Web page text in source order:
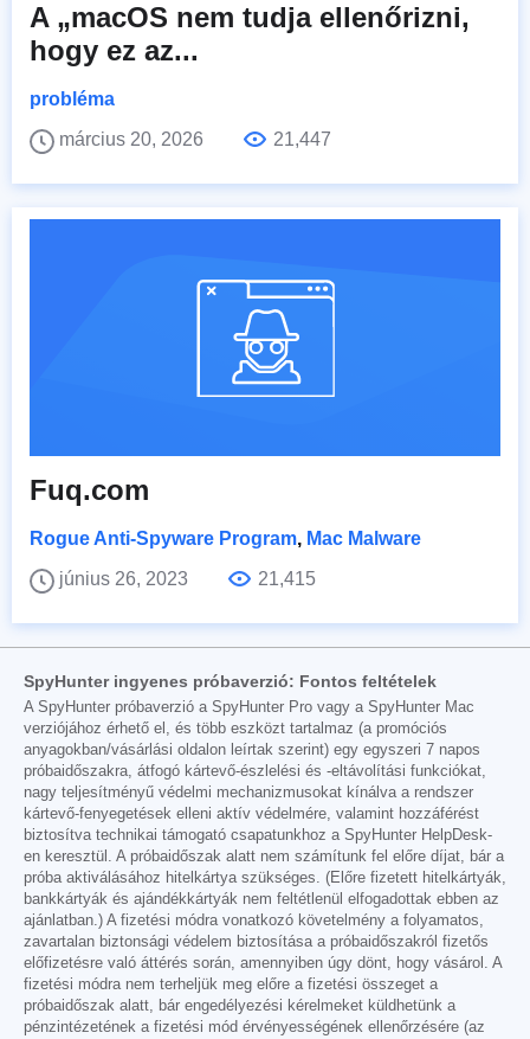
A „macOS nem tudja ellenőrizni,
hogy ez az...
probléma
március 20, 2026
21,447
Fuq.com
Rogue Anti-Spyware Program, Mac Malware
június 26, 2023
21,415
SpyHunter ingyenes próbaverzió: Fontos feltételek
A SpyHunter próbaverzió a SpyHunter Pro vagy a SpyHunter Mac
verziójához érhető el, és több eszközt tartalmaz (a promóciós
anyagokban/vásárlási oldalon leírtak szerint) egy egyszeri 7 napos
próbaidőszakra, átfogó kártevő-észlelési és -eltávolítási funkciókat,
nagy teljesítményű védelmi mechanizmusokat kínálva a rendszer
kártevő-fenyegetések elleni aktív védelmére, valamint hozzáférést
biztosítva technikai támogató csapatunkhoz a SpyHunter HelpDesk-
en keresztül. A próbaidőszak alatt nem számítunk fel előre díjat, bár a
próba aktiválásához hitelkártya szükséges. (Előre fizetett hitelkártyák,
bankkártyák és ajándékkártyák nem feltétlenül elfogadottak ebben az
ajánlatban.) A fizetési módra vonatkozó követelmény a folyamatos,
zavartalan biztonsági védelem biztosítása a próbaidőszakról fizetős
előfizetésre való áttérés során, amennyiben úgy dönt, hogy vásárol. A
fizetési módra nem terheljük meg előre a fizetési összeget a
próbaidőszak alatt, bár engedélyezési kérelmeket küldhetünk a
pénzintézetének a fizetési mód érvényességének ellenőrzésére (az